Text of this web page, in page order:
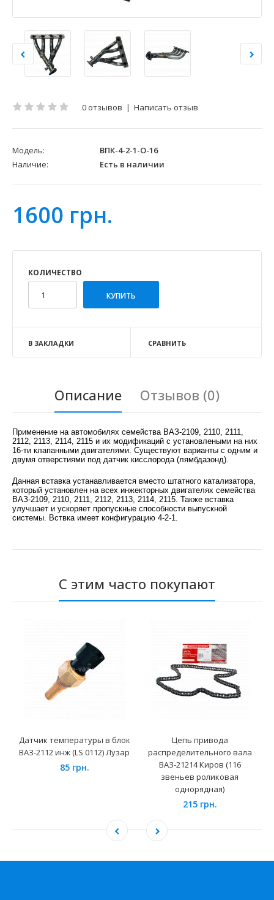
0 отзывов | Написать отзыв
Модель:
ВПК-4-2-1-О-16
Наличие:
Есть в наличии
1600 грн.
КОЛИЧЕСТВО
В ЗАКЛАДКИ СРАВНИТЬ
Описание Отзывов (0)
Применение на автомобилях семейства ВАЗ-2109, 2110, 2111,
2112, 2113, 2114, 2115 и их модификаций с установлеными на них
16-ти клапанными двигателями. Существуют варианты с одним и
двумя отверстиями под датчик кисслорода (лямбдазонд).
Данная вставка устанавливается вместо штатного катализатора,
который установлен на всех инжекторных двигателях семейства
ВАЗ-2109, 2110, 2111, 2112, 2113, 2114, 2115. Также вставка
улучшает и ускоряет пропускные способности выпускной
системы. Вствка имеет конфигурацию 4-2-1.
С этим часто покупают
Датчик температуры в блок
ВАЗ-2112 инж (LS 0112) Лузар
85 грн.
Цепь привода
распределительного вала
ВАЗ-21214 Киров (116
звеньев роликовая
однорядная)
215 грн.